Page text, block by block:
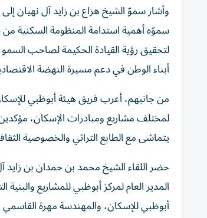
وأشار سموّ الشيخ هزاع بن زايد آل نهيان
سموّه أهمية استدامة المنظومة السكنية من
لتحقيق رؤية القيادة الحكيمة لصاحب
أبناء الوطن في دعم مسيرة النهضة
من جانبهم، أعرب فريق هيئة أبوظبي
لمختلف مشاريع ومبادرات الإسكان،
يتماشى مع الطابع التراثي والخصوصية
حضر اللقاء الشيخ محمد بن حمدان بن
المدير العام لمركز أبوظبي للمشاريع
أبوظبي للإسكان، والمهندسة مهرة